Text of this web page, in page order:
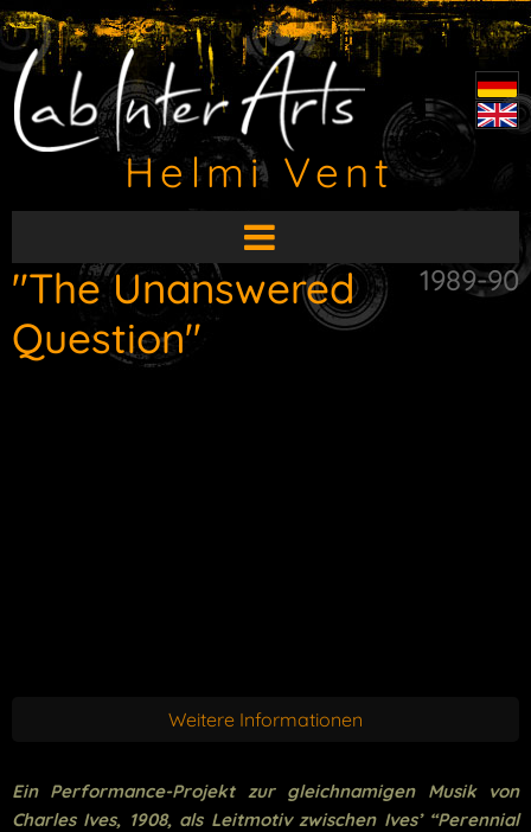
Helmi Vent
HauptMenü
aufklappen
1989-90
"The Unanswered
Question"
Weitere Informationen
Ein Performance-Projekt zur gleichnamigen Musik von
Charles Ives, 1908, als Leitmotiv zwischen Ives’ “Perennial